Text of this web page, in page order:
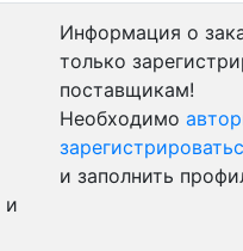
и
Информация о
только
поставщикам!
Необходимо
и заполнить